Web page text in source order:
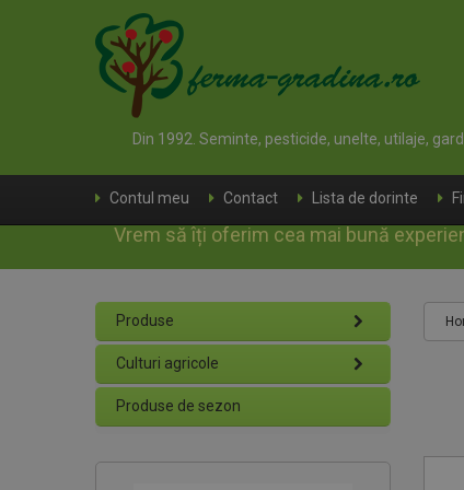
Din 1992. Seminte, pesticide, unelte, utilaje,
Contul meu Contact Lista de dorinte
Vrem să îți oferim cea mai bună
Produse
Culturi agricole
Produse de sezon